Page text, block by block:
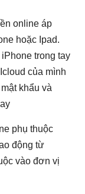
online áp
hoặc Ipad.
trong tay
của mình
khẩu và
phụ thuộc
động từ
vào đơn vị